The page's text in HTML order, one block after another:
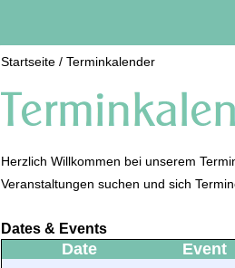
Startseite / Terminkalender
Herzlich Willkommen bei unserem
Veranstaltungen suchen und sich
Dates & Events
Date Event